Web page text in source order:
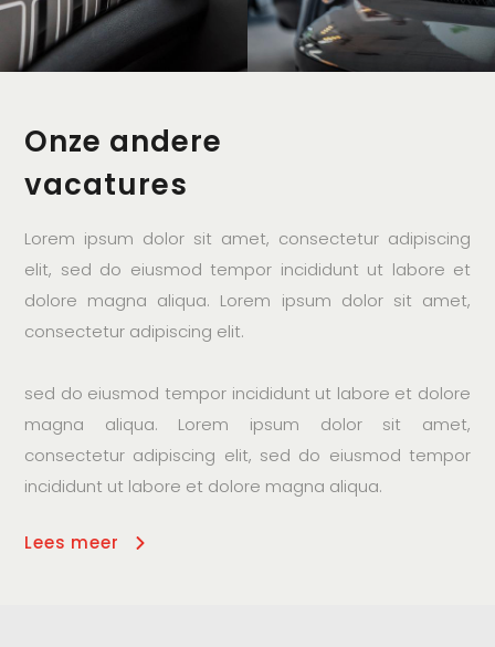
Onze andere
vacatures
Lorem ipsum dolor sit amet, consectetur adipiscing
elit, sed do eiusmod tempor incididunt ut labore et
dolore magna aliqua. Lorem ipsum dolor sit amet,
consectetur adipiscing elit.
sed do eiusmod tempor incididunt ut labore et dolore
magna aliqua. Lorem ipsum dolor sit amet,
consectetur adipiscing elit, sed do eiusmod tempor
incididunt ut labore et dolore magna aliqua.
Lees meer